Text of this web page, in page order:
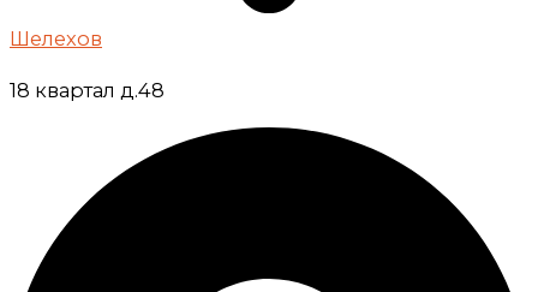
Шелехов
18 квартал д.48